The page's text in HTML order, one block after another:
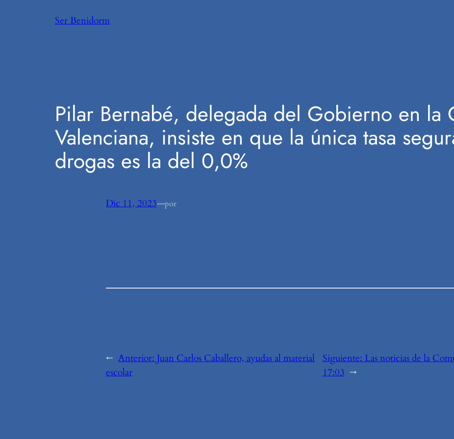
Ser Benidorm
Pilar Bernabé, delegada del Gobierno en la
Valenciana, insiste en que la única tasa
drogas es la del 0,0%
Dic 11, 2023—por
← Anterior: Juan Carlos Caballero, ayudas al material
escolar
Siguiente: Las noticias de la
17:03 →